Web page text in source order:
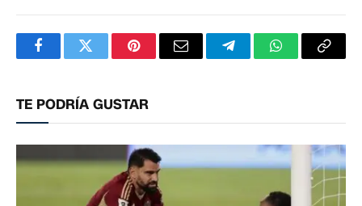
FacebookTwitterPinterestCorreoTelegramWhatsApp
TE PODRÍA GUSTAR